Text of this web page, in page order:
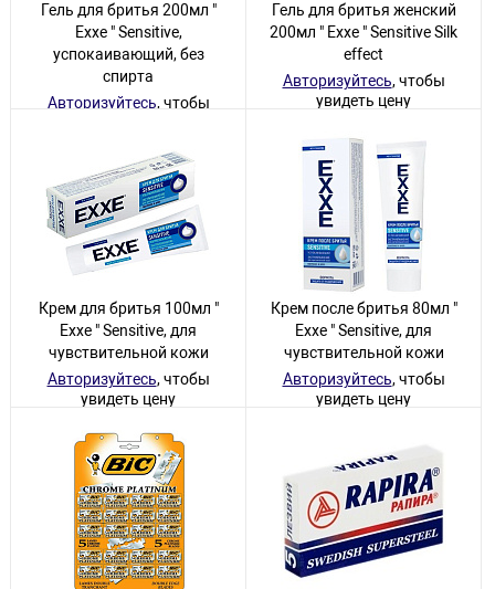
Гель для бритья 200мл "
Exxe " Sensitive,
успокаивающий, без
спирта
Авторизуйтесь, чтобы
20 товаров
Гель для бритья женский
200мл " Exxe " Sensitive Silk
effect
Авторизуйтесь, чтобы
увидеть цену
Крем для бритья 100мл "
Exxe " Sensitive, для
чувствительной кожи
Авторизуйтесь, чтобы
увидеть цену
21 товар
Крем после бритья 80мл "
Exxe " Sensitive, для
чувствительной кожи
Авторизуйтесь, чтобы
увидеть цену